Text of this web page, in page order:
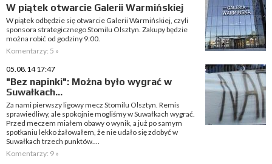
W piątek otwarcie Galerii Warmińskiej
W piątek odbędzie się otwarcie Galerii Warmińskiej, czyli
sponsora strategicznego Stomilu Olsztyn. Zakupy będzie
można robić od godziny 9:00.
Komentarzy: 5 »
05.08.14 17:47
"Bez napinki": Można było wygrać w
Suwałkach...
Za nami pierwszy ligowy mecz Stomilu Olsztyn. Remis
sprawiedliwy, ale spokojnie mogliśmy w Suwałkach wygrać.
Przed meczem miałem obawy o wynik, a już po samym
spotkaniu lekko żałowałem, że nie udało się zdobyć w
Suwałkach trzech punktów....
Komentarzy: 9 »